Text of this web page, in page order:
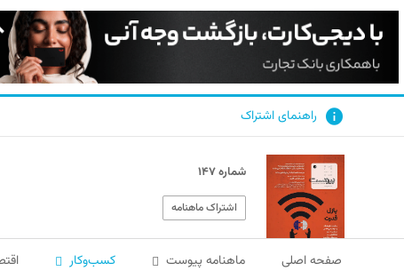
راهنمای اشتراک
شماره ۱۴۷
اشتراک ماهنامه
صفحه اصلی ماهنامه پیوست کسب‌و‌کار